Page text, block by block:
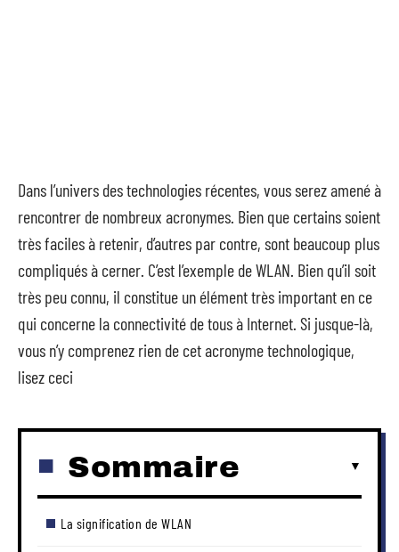
Dans l’univers des technologies récentes, vous serez amené à
rencontrer de nombreux acronymes. Bien que certains soient
très faciles à retenir, d’autres par contre, sont beaucoup plus
compliqués à cerner. C’est l’exemple de WLAN. Bien qu’il soit
très peu connu, il constitue un élément très important en ce
qui concerne la connectivité de tous à Internet. Si jusque-là,
vous n’y comprenez rien de cet acronyme technologique,
lisez ceci
Sommaire
La signification de WLAN